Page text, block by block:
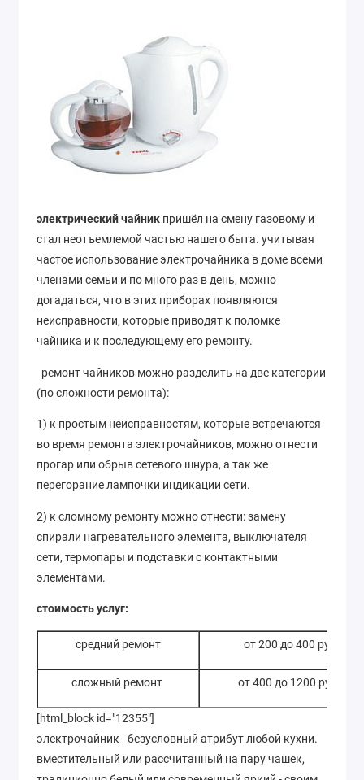
электрический чайник пришёл на смену газовому и
стал неотъемлемой частью нашего быта. учитывая
частое использование электрочайника в доме всеми
членами семьи и по много раз в день, можно
догадаться, что в этих приборах появляются
неисправности, которые приводят к поломке
чайника и к последующему его ремонту.
ремонт чайников можно разделить на две категории
(по сложности ремонта):
1) к простым неисправностям, которые встречаются
во время ремонта электрочайников, можно отнести
прогар или обрыв сетевого шнура, а так же
перегорание лампочки индикации сети.
2) к сломному ремонту можно отнести: замену
спирали нагревательного элемента, выключателя
сети, термопары и подставки с контактными
элементами.
стоимость услуг:
средний ремонт от 200 до 400 руб
сложный ремонт от 400 до 1200 руб
[html_block id="12355"]
электрочайник - безусловный атрибут любой кухни.
вместительный или рассчитанный на пару чашек,